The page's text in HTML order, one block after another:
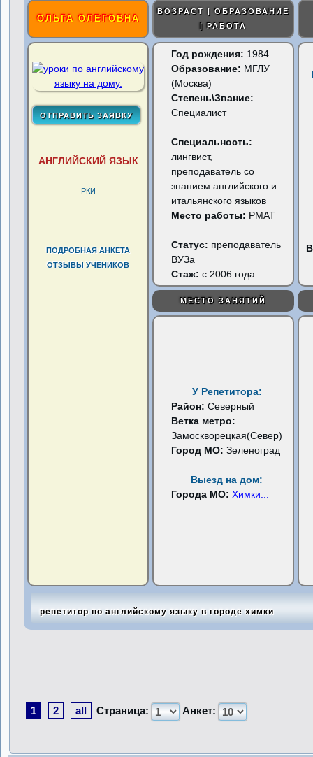
ОЛЬГА ОЛЕГОВНА
ВОЗРАСТ | ОБРАЗОВАНИЕ
| РАБОТА
АНГЛИЙСКИЙ ЯЗЫК
РКИ
ПОДРОБНАЯ АНКЕТА
ОТЗЫВЫ УЧЕНИКОВ
Год рождения: 1984
Образование: МГЛУ
(Москва)
Степень\Звание:
Специалист
Специальность:
лингвист,
преподаватель со
знанием английского и
итальянского языков
Место работы: РМАТ
Статус: преподаватель
ВУЗа
Стаж: с 2006 года
МЕСТО ЗАНЯТИЙ
У Репетитора:
Район:Северный
Ветка метро:
Замоскворецкая(Север)
Город МО:Зеленоград
Выезд на дом:
Города МО:Химки
репетитор по английскому языку в городе химки
1 2 all Страница: Анкет: